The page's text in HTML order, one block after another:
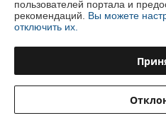
Доставка и оплата
пользователей портала и
рекомендаций. Вы можете
отключить их.